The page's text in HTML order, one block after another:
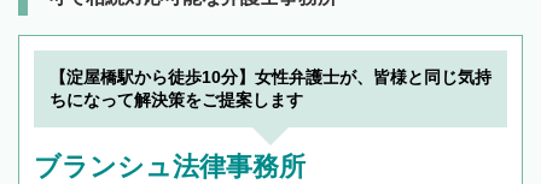
【淀屋橋駅から徒歩10分】女性弁護士が、皆様と同じ気持
ちになって解決策をご提案します
ブランシュ法律事務所